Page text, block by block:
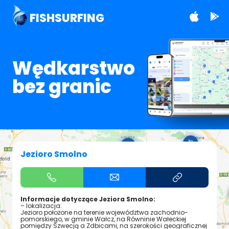
FISHSURFING
Wędkarstwo
bez granic
Jezioro Smolno
Informacje dotyczące Jeziora Smolno:
– lokalizacja:
Jezioro położone na terenie województwa zachodnio-
pomorskiego, w gminie Wałcz, na Równinie Wałeckiej
pomiędzy Szwecją a Zdbicami, na szerokości geograficznej